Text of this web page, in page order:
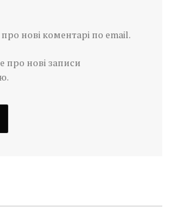
нові коментарі по email.
про нові записи